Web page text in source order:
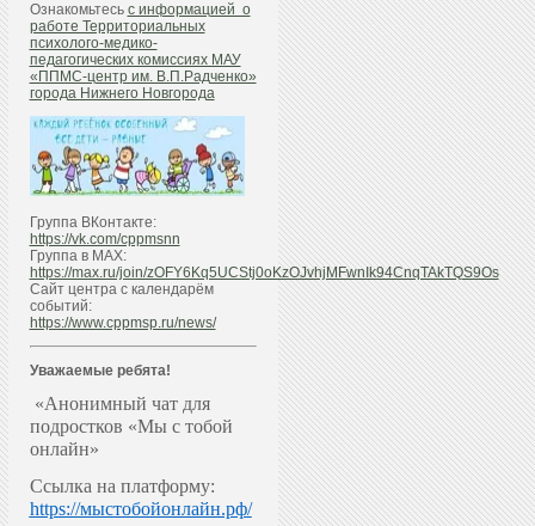
Ознакомьтесь с информацией о
работе Территориальных
психолого-медико-
педагогических комиссиях МАУ
«ППМС-центр им. В.П.Радченко»
города Нижнего Новгорода
Группа ВКонтакте:
https://vk.com/cppmsnn
Группа в МАХ:
https://max.ru/join/zOFY6Kq5UCStj0oKzOJvhjMFwnIk94CnqTAkTQS9Os
Сайт центра с календарём
событий:
https://www.cppmsp.ru/news/
Уважаемые ребята!
«Анонимный чат для
подростков «Мы с тобой
онлайн»
Ссылка на платформу:
https://мыстобойонлайн.рф/